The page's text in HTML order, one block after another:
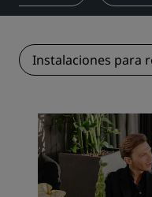
Instalaciones para